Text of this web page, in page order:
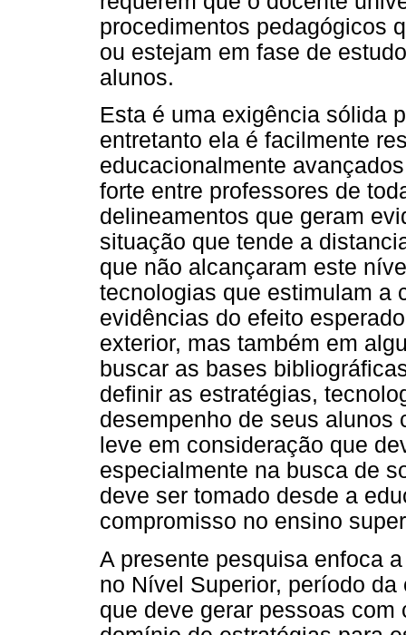
procedimentos pedagógicos
ou estejam em fase de
alunos.
Esta é uma exigência sólida
entretanto ela é facilmente
educacionalmente
forte entre professores de
delineamentos que geram
situação que tende a
que não alcançaram este
tecnologias que estimulam a
evidências do efeito
exterior, mas também em
buscar as bases
definir as estratégias,
desempenho de seus alunos
leve em consideração que
especialmente na busca de
deve ser tomado desde a
compromisso no ensino
A presente pesquisa enfoca
no Nível Superior, período
que deve gerar pessoas